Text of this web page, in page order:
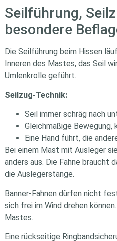
Seilführung,
besondere
Die Seilführung beim Hissen
Inneren des Mastes, das Seil
Umlenkrolle geführt.
Seilzug-Technik:
Seil immer schräg nach
Gleichmäßige Bewegung,
Eine Hand führt, die
Bei einem Mast mit Ausleger
anders aus. Die Fahne braucht
die Auslegerstange.
Banner-Fahnen dürfen nicht
sich frei im Wind drehen
Mastes.
Eine rückseitige